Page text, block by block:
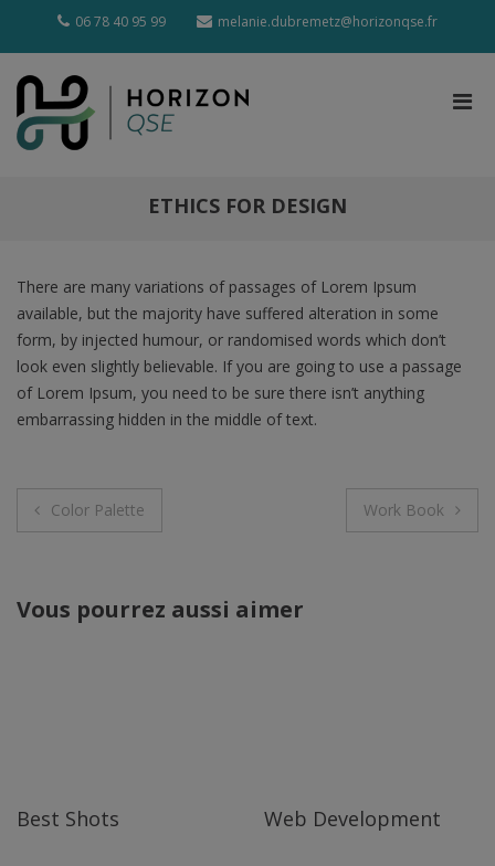
contenu
06 78 40 95 99 melanie.dubremetz@horizonqse.fr
ETHICS FOR DESIGN
There are many variations of passages of Lorem Ipsum
available, but the majority have suffered alteration in some
form, by injected humour, or randomised words which don’t
look even slightly believable. If you are going to use a passage
of Lorem Ipsum, you need to be sure there isn’t anything
embarrassing hidden in the middle of text.
Navigation
l’article
Color Palette Work Book
Vous pourrez aussi aimer
Best Shots Web Development